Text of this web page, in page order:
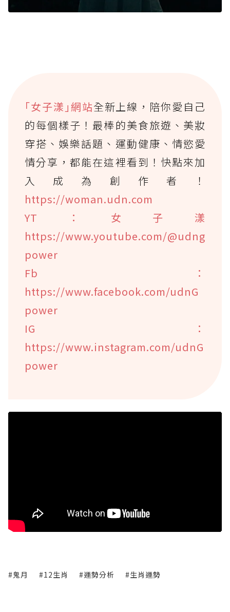
｢女子漾｣網站全新上線，陪你愛自己
的每個樣子！最棒的美食旅遊、美妝
穿搭、娛樂話題、運動健康、情慾愛
情分享，都能在這裡看到！快點來加
入成為創作者！
https://woman.udn.com
YT：女子漾
https://www.youtube.com/@udng
power
Fb：
https://www.facebook.com/udnG
power
IG：
https://www.instagram.com/udnG
power
#鬼月 #12生肖 #運勢分析 #生肖運勢